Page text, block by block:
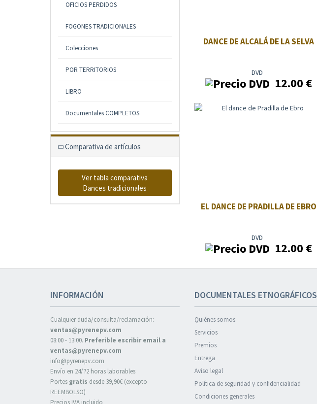
DANCE DE ALCALÁ DE LA SELVA
DVD
12.00 €
EL DANCE DE PRADILLA DE EBRO
DVD
12.00 €
OFICIOS PERDIDOS
FOGONES TRADICIONALES
Colecciones
POR TERRITORIOS
LIBRO
Documentales COMPLETOS
Comparativa de artículos
Ver tabla comparativa
Dances tradicionales
INFORMACIÓN
Cualquier duda/consulta/reclamación:
ventas@pyrenepv.com
08:00 - 13:00. Preferible escribir email a
ventas@pyrenepv.com
info@pyrenepv.com
Envío en 24/72 horas laborables
Portes gratis desde 39,90€ (excepto
REEMBOLSO)
Precios IVA incluido
DOCUMENTALES ETNOGRÁFICOS
Quiénes somos
Servicios
Premios
Entrega
Aviso legal
Política de seguridad y confidencialidad
Condiciones generales